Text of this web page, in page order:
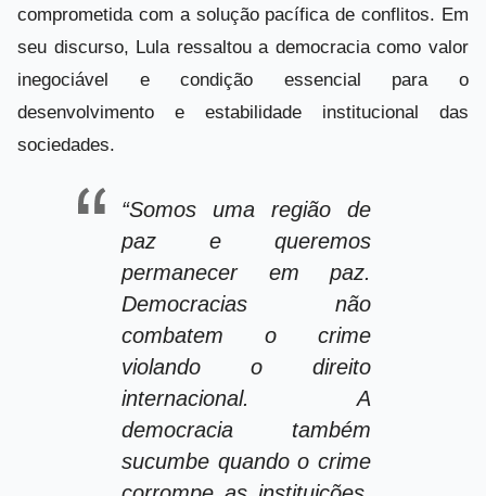
comprometida com a solução pacífica de conflitos. Em
seu discurso, Lula ressaltou a democracia como valor
inegociável e condição essencial para o
desenvolvimento e estabilidade institucional das
sociedades.
“Somos uma região de
paz e queremos
permanecer em paz.
Democracias não
combatem o crime
violando o direito
internacional. A
democracia também
sucumbe quando o crime